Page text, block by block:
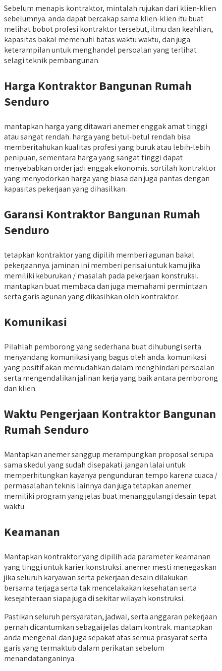
Sebelum menapis kontraktor, mintalah rujukan dari klien-klien
sebelumnya. anda dapat bercakap sama klien-klien itu buat
melihat bobot profesi kontraktor tersebut, ilmu dan keahlian,
kapasitas bakal memenuhi batas waktu waktu, dan juga
keterampilan untuk menghandel persoalan yang terlihat
selagi teknik pembangunan.
Harga Kontraktor Bangunan Rumah
Senduro
mantapkan harga yang ditawari anemer enggak amat tinggi
atau sangat rendah. harga yang betul-betul rendah bisa
memberitahukan kualitas profesi yang buruk atau lebih-lebih
penipuan, sementara harga yang sangat tinggi dapat
menyebabkan order jadi enggak ekonomis. sortilah kontraktor
yang menyodorkan harga yang biasa dan juga pantas dengan
kapasitas pekerjaan yang dihasilkan.
Garansi Kontraktor Bangunan Rumah
Senduro
tetapkan kontraktor yang dipilih memberi agunan bakal
pekerjaannya. jaminan ini memberi perisai untuk kamu jika
memiliki keburukan / masalah pada pekerjaan konstruksi.
mantapkan buat membaca dan juga memahami permintaan
serta garis agunan yang dikasihkan oleh kontraktor.
Komunikasi
Pilahlah pemborong yang sederhana buat dihubungi serta
menyandang komunikasi yang bagus oleh anda. komunikasi
yang positif akan memudahkan dalam menghindari persoalan
serta mengendalikan jalinan kerja yang baik antara pemborong
dan klien.
Waktu Pengerjaan Kontraktor Bangunan
Rumah Senduro
Mantapkan anemer sanggup merampungkan proposal serupa
sama skedul yang sudah disepakati. jangan lalai untuk
memperhitungkan kayanya pengunduran tempo karena cuaca /
permasalahan teknis lainnya dan juga tetapkan anemer
memiliki program yang jelas buat menanggulangi desain tepat
waktu.
Keamanan
Mantapkan kontraktor yang dipilih ada parameter keamanan
yang tinggi untuk karier konstruksi. anemer mesti menegaskan
jika seluruh karyawan serta pekerjaan desain dilakukan
bersama terjaga serta tak mencelakakan kesehatan serta
kesejahteraan siapa juga di sekitar wilayah konstruksi.
Pastikan seluruh persyaratan, jadwal, serta anggaran pekerjaan
pernah dicantumkan sebagai jelas dalam kontrak. mantapkan
anda mengenal dan juga sepakat atas semua prasyarat serta
garis yang termaktub dalam perikatan sebelum
menandatanganinya.